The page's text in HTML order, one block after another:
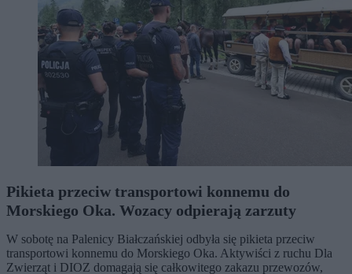
Pikieta przeciw transportowi konnemu do
Morskiego Oka. Wozacy odpierają zarzuty
W sobotę na Palenicy Białczańskiej odbyła się pikieta przeciw
transportowi konnemu do Morskiego Oka. Aktywiści z ruchu Dla
Zwierząt i DIOZ domagają się całkowitego zakazu przewozów,